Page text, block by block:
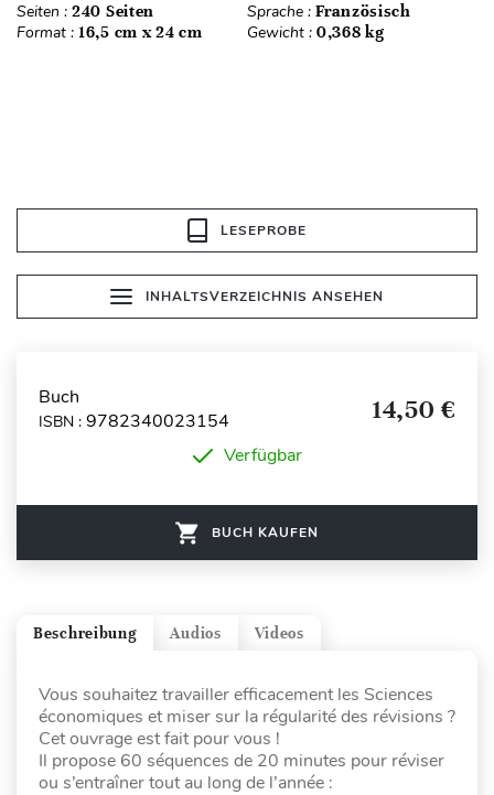
Seiten : 240 Seiten Sprache : Französisch
Format : 16,5 cm x 24 cm Gewicht : 0,368 kg
LESEPROBE
INHALTSVERZEICHNIS ANSEHEN
Buch
ISBN : 9782340023154 14,50 €
Verfügbar
BUCH KAUFEN
Videos
Audios
Beschreibung
Vous souhaitez travailler efficacement les Sciences
économiques et miser sur la régularité des révisions ?
Cet ouvrage est fait pour vous !
Il propose 60 séquences de 20 minutes pour réviser
ou s’entraîner tout au long de l’année :